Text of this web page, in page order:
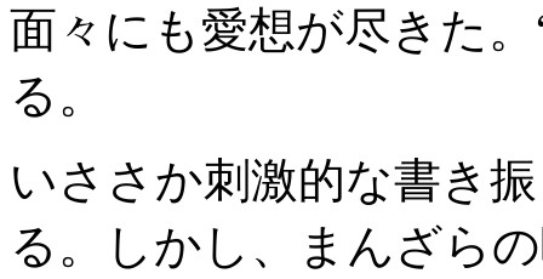
面々にも愛想が尽きた
る。
いささか刺激的な書き
る。しかし、まんざら